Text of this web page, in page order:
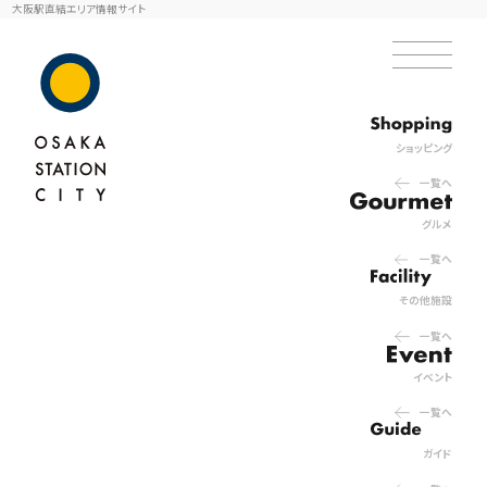
大阪駅直結エリア情報サイト
ショッピング
一覧へ
グルメ
一覧へ
その他施設
一覧へ
イベント
一覧へ
ガイド